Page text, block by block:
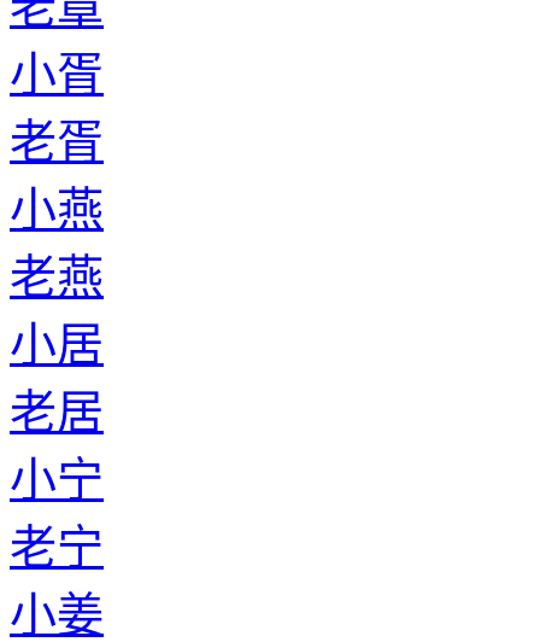
小胥
老胥
小燕
老燕
小居
老居
小宁
老宁
小姜